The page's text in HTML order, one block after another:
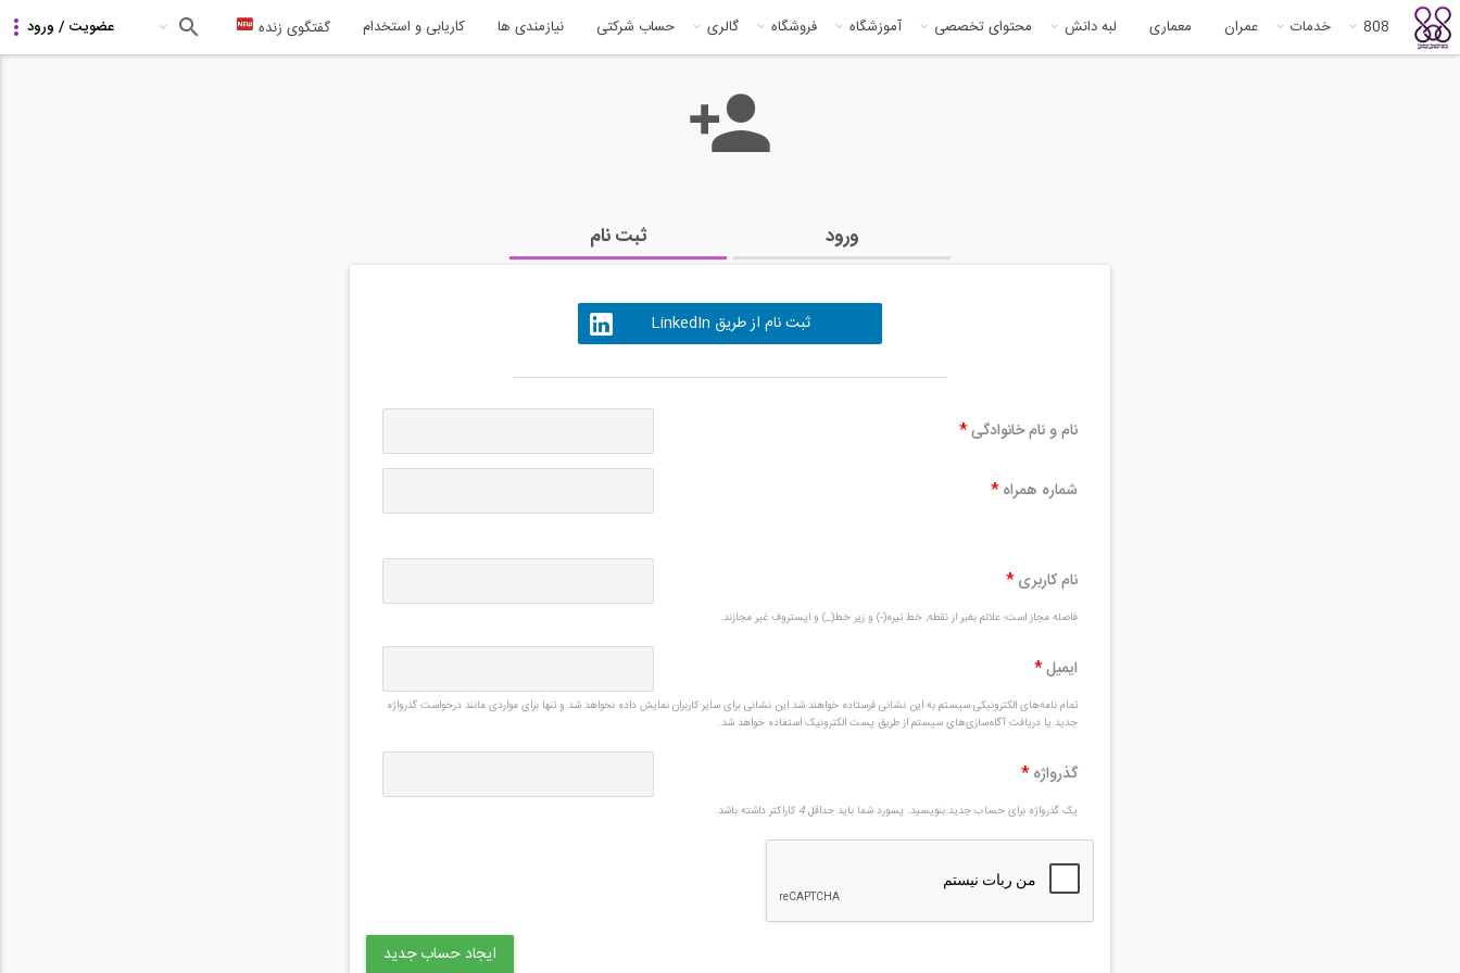
808 خدمات عمران معماری لبه دانش محتوای تخصصی آموزشگاه فروشگاه گالری حساب شرکتی نیازمندی ها کاریابی و استخدام گفتگوی زنده
ورود ثبت نام
ثبت نام از طریق LinkedIn
نام و نام خانوادگی*
شماره همراه *
نام کاربری *
فاصله مجاز است؛ علائم بغیر از نقطه, خط تیره(-) و زیر خط(_) و اپستروف غیر مجازند.
ایمیل*
تمام نامه‌های الکترونیکی سیستم به این نشانی فرستاده خواهند شد.این نشانی برای سایر کاربران نمایش داده نخواهد شد و تنها برای مواردی مانند درخواست گذرواژه
جدید یا دریافت آگاه‌سازی‌های سیستم از طریق پست الکترونیک استفاده خواهد شد.
گذرواژه *
یک گذرواژه برای حساب جدید بنویسید. پسورد شما باید حداقل4 کاراکتر داشته باشد.